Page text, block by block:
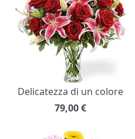
Delicatezza di un colore
79,00€